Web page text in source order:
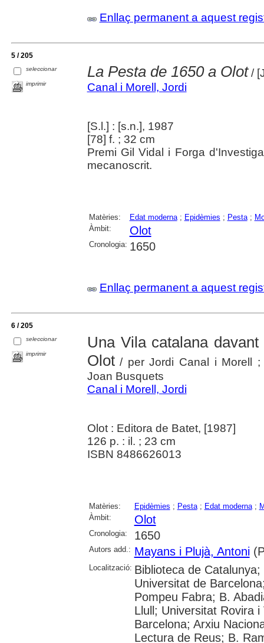
Enllaç permanent a aquest
5 / 205
seleccionar
imprimir
La Pesta de 1650 a Olot/
Canal i Morell, Jordi
[S.l.] : [s.n.], 1987
[78] f. ; 32 cm
Premi Gil Vidal i Forga
mecanoscrit.
Matèries: Edat moderna; Epidèmies ; Pesta;
Àmbit:
Olot
Cronologia: 1650
Enllaç permanent a aquest
6 / 205
seleccionar
imprimir
Una Vila catalana
Olot/ per Jordi Canal i Morell ;
Joan Busquets
Canal i Morell, Jordi
Olot : Editora de Batet, [1987]
126 p. : il. ; 23 cm
ISBN 8486626013
Matèries: Epidèmies ; Pesta; Edat moderna;
Àmbit:
Olot
Cronologia: 1650
Autors add.: Mayans i Plujà, Antoni
Localització: Biblioteca de
Universitat de
Pompeu Fabra; B.
Llull; Universitat Rovira
Barcelona; Arxiu
Lectura de Reus; B.